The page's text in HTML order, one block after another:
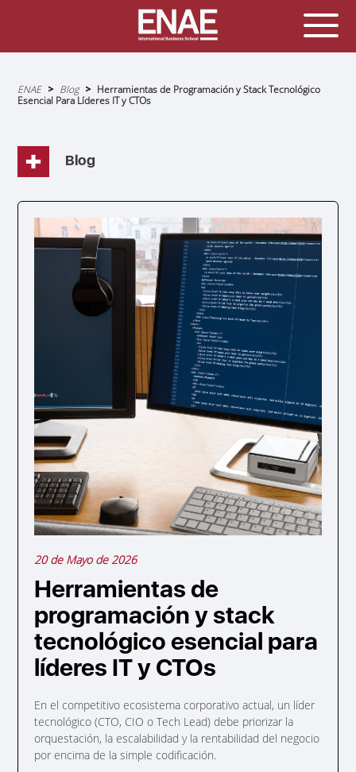
Sobrescribir
enlaces
de
navegación
ENAE Blog
Herramientas de Programación y Stack Tecnológico
Esencial Para Líderes IT y CTOs
Blog
20 de Mayo de 2026
Herramientas de
programación y stack
tecnológico esencial para
líderes IT y CTOs
En el competitivo ecosistema corporativo actual, un líder
tecnológico (CTO, CIO o Tech Lead) debe priorizar la
orquestación, la escalabilidad y la rentabilidad del negocio
por encima de la simple codificación.